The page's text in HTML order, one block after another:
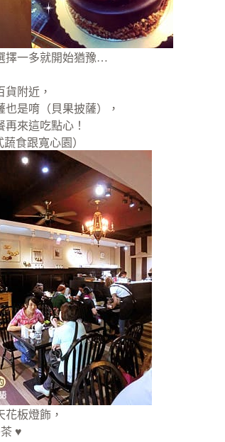
擇一多就開始猶豫…
附近，
是唷（貝果披薩），
來這吃點心！
蔬食跟寬心園）
板燈飾，
♥